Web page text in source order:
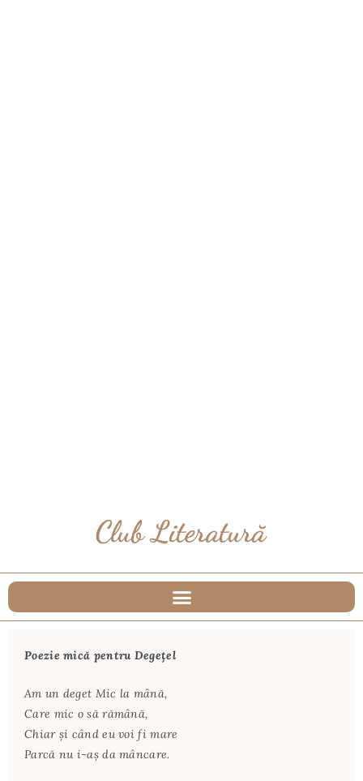
Poezie mică pentru Degeţel
Am un deget Mic la mână,
Care mic o să rămână,
Chiar şi când eu voi fi mare
Parcă nu i-aş da mâncare.